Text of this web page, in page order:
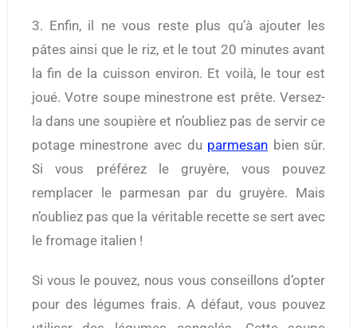
3. Enfin, il ne vous reste plus qu’à ajouter les
pâtes ainsi que le riz, et le tout 20 minutes avant
la fin de la cuisson environ. Et voilà, le tour est
joué. Votre soupe minestrone est prête. Versez-
la dans une soupière et n’oubliez pas de servir ce
potage minestrone avec du parmesan bien sûr.
Si vous préférez le gruyère, vous pouvez
remplacer le parmesan par du gruyère. Mais
n’oubliez pas que la véritable recette se sert avec
le fromage italien !
Si vous le pouvez, nous vous conseillons d’opter
pour des légumes frais. A défaut, vous pouvez